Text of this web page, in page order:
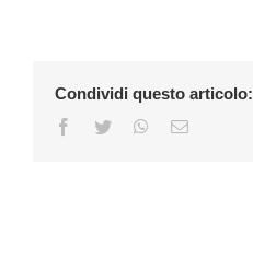
Condividi questo articolo:
Facebook
Twitter WhatsApp
Email